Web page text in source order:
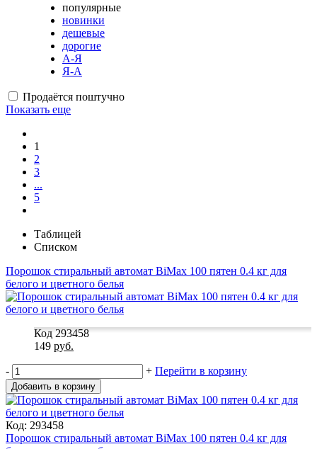
популярные
новинки
дешевые
дорогие
А-Я
Я-А
Продаётся поштучно
Показать еще
1
2
3
...
5
Таблицей
Списком
Порошок стиральный автомат BiMax 100 пятен 0.4 кг для
белого и цветного белья
Код 293458
149 руб.
- + Перейти в корзину
Добавить в корзину
Код: 293458
Порошок стиральный автомат BiMax 100 пятен 0.4 кг для